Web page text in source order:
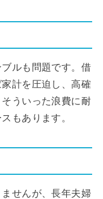
ルも問題です。借
計を圧迫し、高確
ういった浪費に耐
もあります。
せんが、長年夫婦